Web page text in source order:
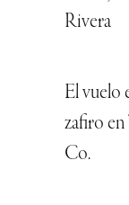
Rivera
El vuelo
zafiro
Co.